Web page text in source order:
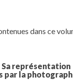
dans ce
représentation
par la